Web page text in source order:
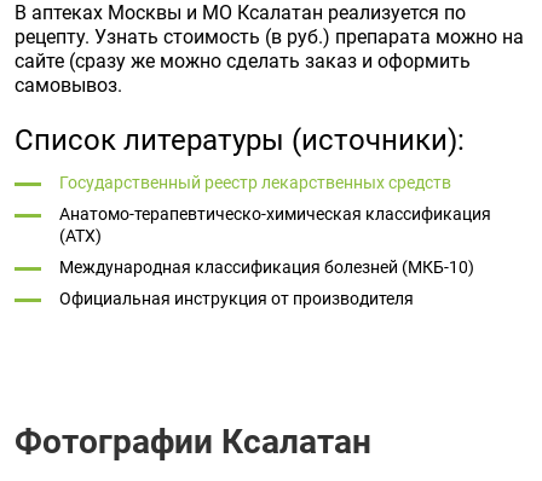
В аптеках Москвы и МО Ксалатан реализуется по
рецепту. Узнать стоимость (в руб.) препарата можно на
сайте (сразу же можно сделать заказ и оформить
самовывоз.
Список литературы (источники):
Государственный реестр лекарственных средств
Анатомо-терапевтическо-химическая классификация
(ATX)
Международная классификация болезней (МКБ-10)
Официальная инструкция от производителя
Фотографии Ксалатан